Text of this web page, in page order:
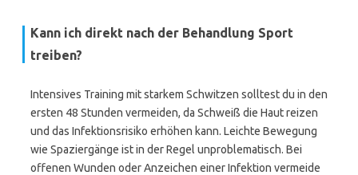
Kann ich direkt nach der Behandlung Sport
treiben?
Intensives Training mit starkem Schwitzen solltest du in den
ersten 48 Stunden vermeiden, da Schweiß die Haut reizen
und das Infektionsrisiko erhöhen kann. Leichte Bewegung
wie Spaziergänge ist in der Regel unproblematisch. Bei
offenen Wunden oder Anzeichen einer Infektion vermeide